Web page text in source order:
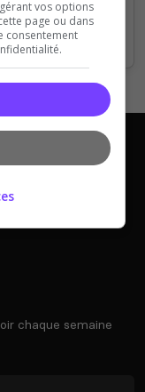
chaque semaine
vos options
page ou dans
consentement